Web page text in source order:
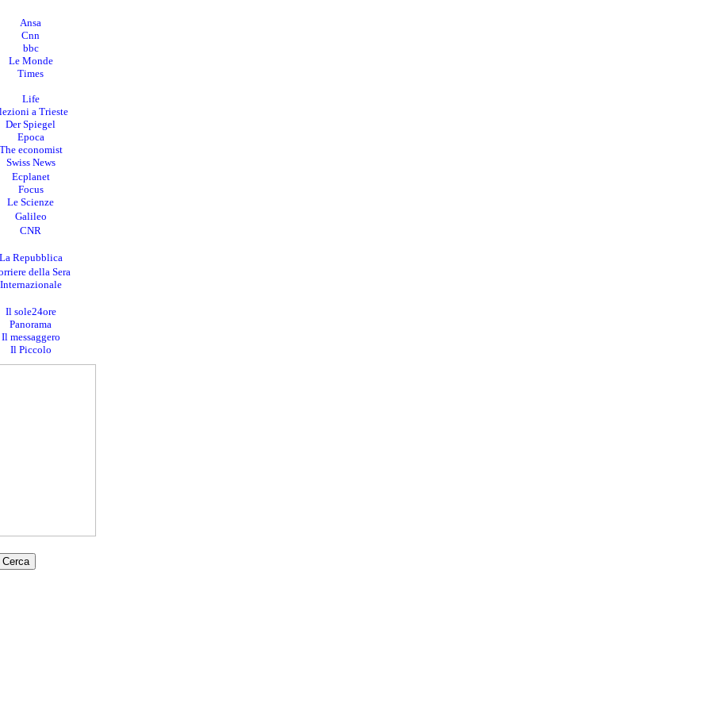
Ansa
Cnn
bbc
Le Monde
Times
Life
a Trieste
Der Spiegel
Epoca
economist
Swiss News
Ecplanet
Focus
Le Scienze
Galileo
CNR
Repubblica
della Sera
Internazionale
Il sole24ore
Panorama
Il messaggero
Il Piccolo